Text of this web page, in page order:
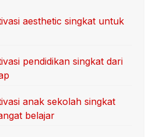
aesthetic singkat untuk
pendidikan singkat dari
anak sekolah singkat
belajar